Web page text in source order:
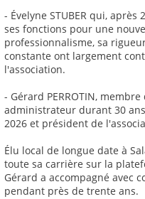
- Évelyne STUBER qui,
ses fonctions pour une
professionnalisme, sa
constante ont largement
l'association.
- Gérard PERROTIN,
administrateur durant 30
2026 et président de
Élu local de longue date à
toute sa carrière sur la
Gérard a accompagné avec
pendant près de trente ans.